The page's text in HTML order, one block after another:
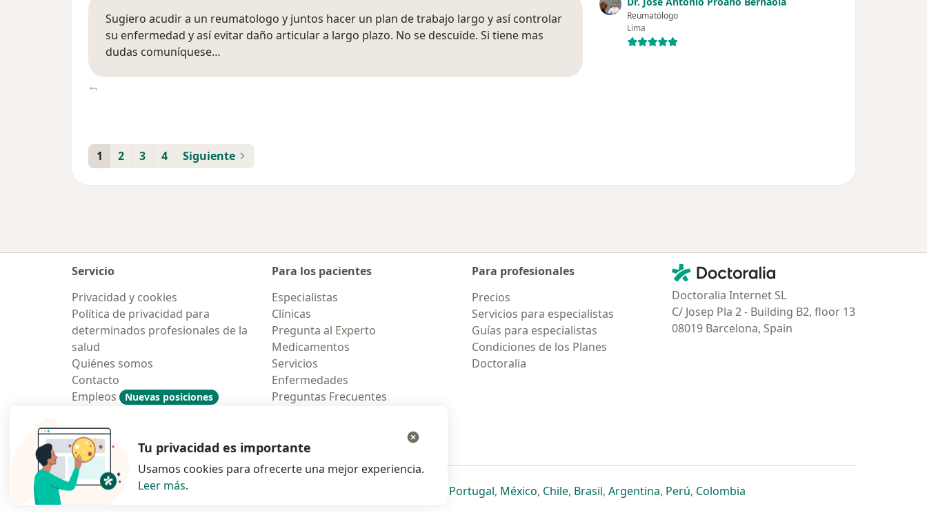
Reumatólogo
Lima
Sugiero acudir a un reumatologo y juntos hacer un plan de trabajo largo y así controlar
su enfermedad y así evitar daño articular a largo plazo. No se descuide. Si tiene mas
dudas comuníquese…
1 2 3 4 Siguiente
Servicio
Privacidad y cookies
Política de privacidad para
determinados profesionales de la
salud
Quiénes somos
Contacto
Empleos
Nuevas posiciones
Contratación
Para los pacientes
Especialistas
Clínicas
Pregunta al Experto
Medicamentos
Servicios
Enfermedades
Preguntas Frecuentes
Para profesionales
Precios
Servicios para especialistas
Guías para especialistas
Condiciones de los Planes
Doctoralia
Contacto
Doctoralia - Página de inicio
Doctoralia Internet SL
C/ Josep Pla 2 - Building B2, floor 13
08019 Barcelona, Spain
Polska se abre en una nueva pestaña
se abre en una nueva pestaña
se abre en una nueva pestaña
se abre en una nueva pestaña
Portugalse abre en una nueva pestaña
, Méxicose abre en una nueva pestaña
, Chilese abre en una nueva pestaña
, Brasilse abre en una nueva pestaña
, Argentinase abre en una nueva pestaña
, Perúse abre en una nueva pestaña
, Colombiase abre en una nueva pestaña
Tu privacidad es importante
Usamos cookies para ofrecerte una mejor experiencia.
Leer más.